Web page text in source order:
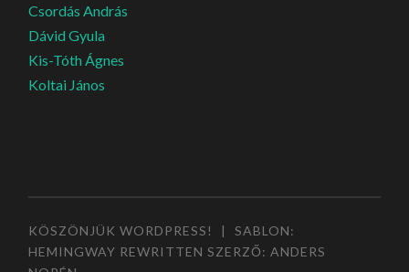
Csordás András
Dávid Gyula
Kis-Tóth Ágnes
Koltai János
KÖSZÖNJÜK WORDPRESS! |
SABLON:
HEMINGWAY REWRITTEN SZERZŐ:ANDERS